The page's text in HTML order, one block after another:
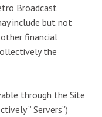
Broadcast
include but not
financial
the
through the Site
” Servers”)